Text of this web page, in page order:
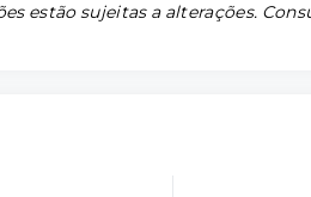
estão sujeitas a alterações.